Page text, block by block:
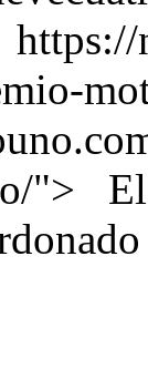
"> El